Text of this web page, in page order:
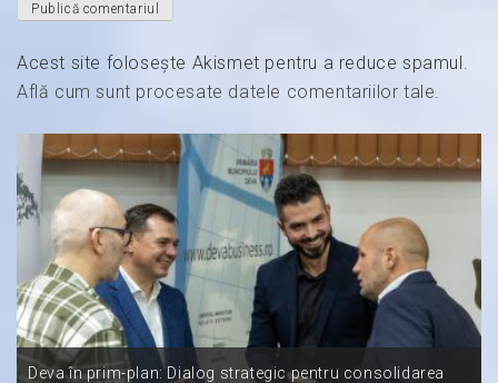
Acest site folosește Akismet pentru a reduce spamul.
Află cum sunt procesate datele comentariilor tale
Deva în prim-plan: Dialog strategic pentru consolidarea